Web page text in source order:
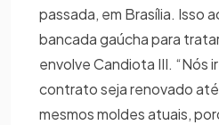
passada, em Brasília. Isso
bancada gaúcha para
envolve Candiota III. “Nós
contrato seja renovado
mesmos moldes atuais,